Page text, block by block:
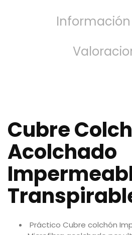
Cubre C
Acolchado
Práctico Cubre colchón